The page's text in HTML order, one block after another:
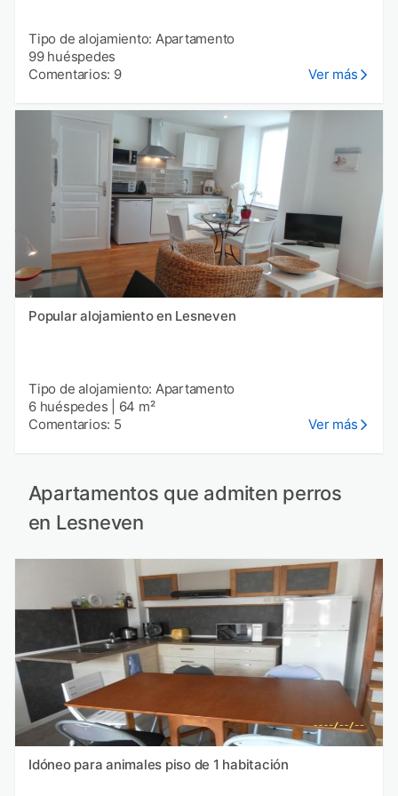
Tipo de alojamiento: Apartamento
99 huéspedes
Comentarios: 9
Ver más
Popular alojamiento en Lesneven
Tipo de alojamiento: Apartamento
6 huéspedes
64 m²
Comentarios: 5
Ver más
Apartamentos que admiten perros
en Lesneven
Idóneo para animales piso de 1 habitación